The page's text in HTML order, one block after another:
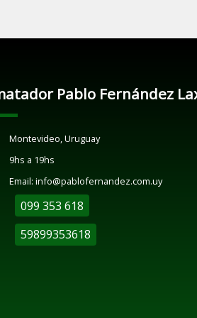
Pablo Fernández
Montevideo, Uruguay
9hs a 19hs
Email: info@pablofernandez.com.uy
099 353 618
59899353618